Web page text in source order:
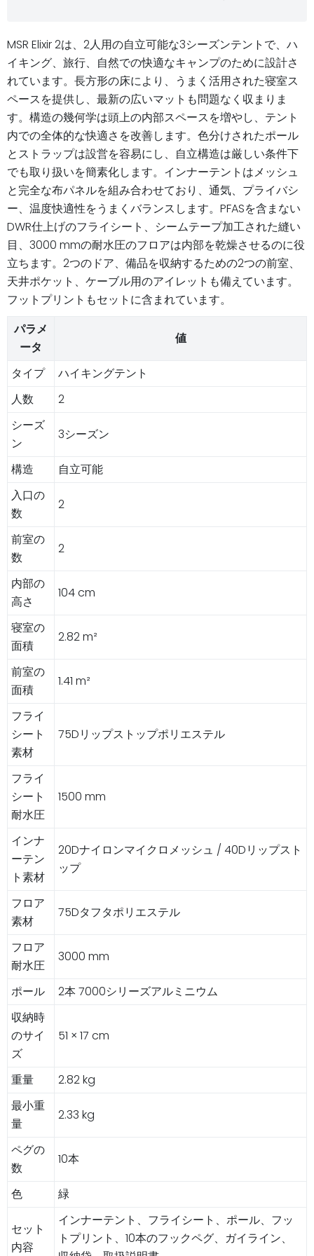
MSR Elixir 2は、2人用の自立可能な3シーズンテントで、ハ
イキング、旅行、自然での快適なキャンプのために設計さ
れています。長方形の床により、うまく活用された寝室ス
ペースを提供し、最新の広いマットも問題なく収まりま
す。構造の幾何学は頭上の内部スペースを増やし、テント
内での全体的な快適さを改善します。色分けされたポール
とストラップは設営を容易にし、自立構造は厳しい条件下
でも取り扱いを簡素化します。インナーテントはメッシュ
と完全な布パネルを組み合わせており、通気、プライバシ
ー、温度快適性をうまくバランスします。PFASを含まない
DWR仕上げのフライシート、シームテープ加工された縫い
目、3000 mmの耐水圧のフロアは内部を乾燥させるのに役
立ちます。2つのドア、備品を収納するための2つの前室、
天井ポケット、ケーブル用のアイレットも備えています。
フットプリントもセットに含まれています。
パラメ
ータ
値
タイプ
ハイキングテント
人数
2
シーズ
ン
3シーズン
構造
自立可能
入口の
数
2
前室の
数
2
内部の
高さ
104 cm
寝室の
面積
2.82 m²
前室の
面積
1.41 m²
フライ
シート
素材
75Dリップストップポリエステル
フライ
シート
耐水圧
1500 mm
インナ
ーテン
ト素材
20Dナイロンマイクロメッシュ / 40Dリップスト
ップ
フロア
素材
75Dタフタポリエステル
フロア
耐水圧
3000 mm
ポール
2本 7000シリーズアルミニウム
収納時
のサイ
ズ
51 × 17 cm
重量
2.82 kg
最小重
量
2.33 kg
ペグの
数
10本
色 緑
セット
内容
インナーテント、フライシート、ポール、フッ
トプリント、10本のフックペグ、ガイライン、